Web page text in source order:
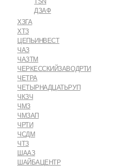
ДЗАФ
ХЗГА
ХТЗ
ЦЕПЬИНВЕСТ
ЧАЗ
ЧАЗТМ
ЧЕРКЕССКИЙЗАВОДРТИ
ЧЕТРА
ЧЕТЫРНАДЦАТЬРУП
ЧКЗЧ
ЧМЗ
ЧМЗАП
ЧРТИ
ЧСДМ
ЧТЗ
ШААЗ
ШАЙБАЦЕНТР